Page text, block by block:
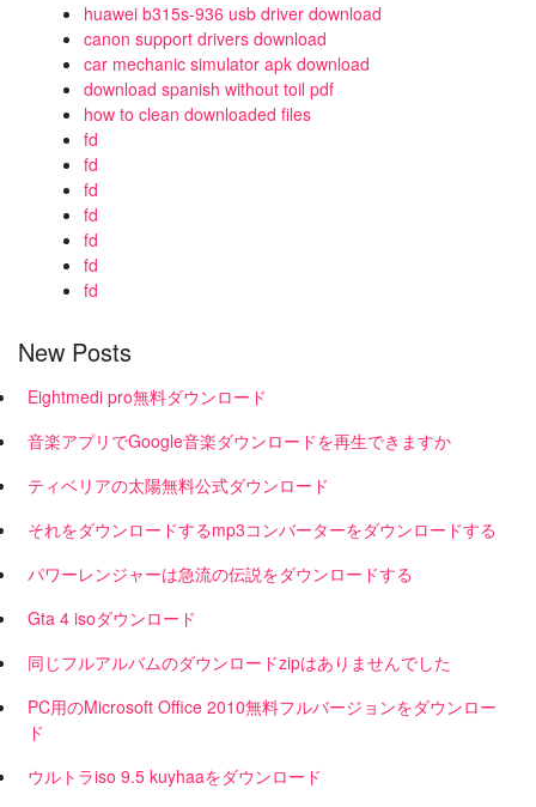
huawei b315s-936 usb driver download
canon support drivers download
car mechanic simulator apk download
download spanish without toil pdf
how to clean downloaded files
fd
fd
fd
fd
fd
fd
fd
New Posts
Eightmedi pro無料ダウンロード
音楽アプリでGoogle音楽ダウンロードを再生できますか
ティベリアの太陽無料公式ダウンロード
それをダウンロードするmp3コンバーターをダウンロードする
パワーレンジャーは急流の伝説をダウンロードする
Gta 4 isoダウンロード
同じフルアルバムのダウンロードzipはありませんでした
PC用のMicrosoft Office 2010無料フルバージョンをダウンロー
ド
ウルトラiso 9.5 kuyhaaをダウンロード